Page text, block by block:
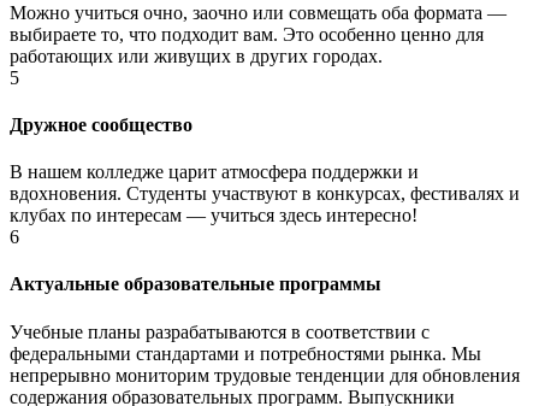
Можно учиться очно, заочно или совмещать оба формата —
выбираете то, что подходит вам. Это особенно ценно для
работающих или живущих в других городах.
5
Дружное сообщество
В нашем колледже царит атмосфера поддержки и
вдохновения. Студенты участвуют в конкурсах, фестивалях и
клубах по интересам — учиться здесь интересно!
6
Актуальные образовательные программы
Учебные планы разрабатываются в соответствии с
федеральными стандартами и потребностями рынка. Мы
непрерывно мониторим трудовые тенденции для обновления
содержания образовательных программ. Выпускники